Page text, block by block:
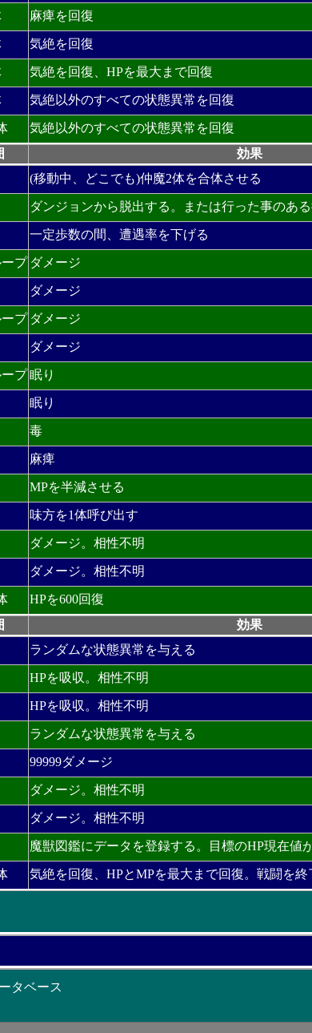
麻痺を回復
気絶を回復
気絶を回復、HPを最大まで回復
気絶以外のすべての状態異常を回復
気絶以外のすべての状態異常を回復
効果
(移動中、どこでも)仲魔2体を合体させる
ダンジョンから脱出する。または行った事のあ
一定歩数の間、遭遇率を下げる
プ ダメージ
ダメージ
プ ダメージ
ダメージ
プ眠り
眠り
毒
麻痺
MPを半減させる
味方を1体呼び出す
ダメージ。相性不明
ダメージ。相性不明
HPを600回復
効果
ランダムな状態異常を与える
HPを吸収。相性不明
HPを吸収。相性不明
ランダムな状態異常を与える
99999ダメージ
ダメージ。相性不明
ダメージ。相性不明
魔獣図鑑にデータを登録する。目標のHP現在値
気絶を回復、HPとMPを最大まで回復。戦闘を終
タベース